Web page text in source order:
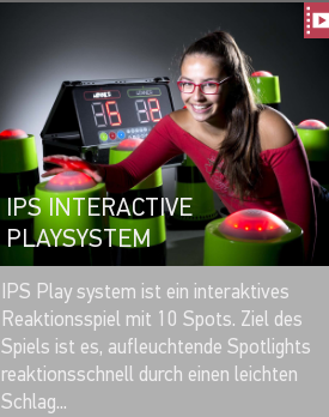
IPS INTERACTIVE
PLAYSYSTEM
MERKEN
IPS Play system ist ein interaktives
Reaktionsspiel mit 10 Spots. Ziel des
Spiels ist es, aufleuchtende Spotlights
reaktionsschnell durch einen leichten
Schlag...